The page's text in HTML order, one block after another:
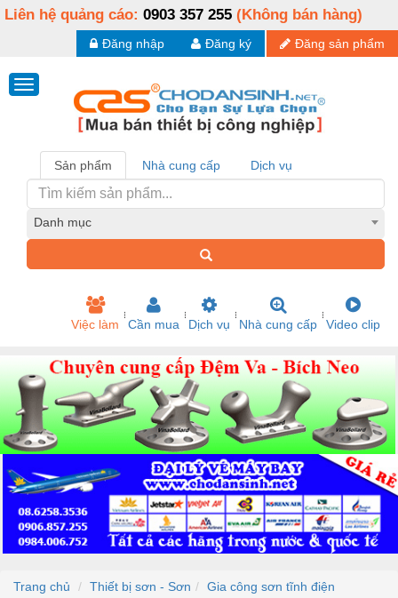
Liên hệ quảng cáo: 0903 357 255 (Không bán hàng)
Đăng sản phẩm
Đăng ký
Đăng nhập
Sản phẩm Nhà cung cấp Dịch vụ
Danh mục
Việc làm Cần mua Dịch vụ Nhà cung cấp Video clip
Trang chủ Thiết bị sơn - Sơn Gia công sơn tĩnh điện